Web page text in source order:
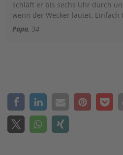
schläft er bis sechs Uhr durch
wenn der Wecker läutet. Einfach
Papa 34